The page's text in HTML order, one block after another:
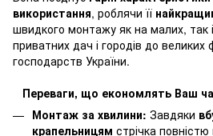
використання, роблячи її
швидкого монтажу як на малих, так
приватних дач і городів до
господарств України.
Переваги, що економлять Ваш
Монтаж за хвилини: Завдяки
крапельницям стрічка